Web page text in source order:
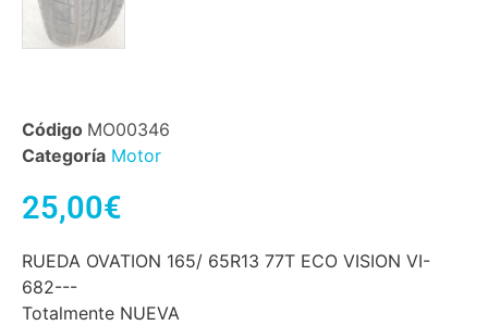
Código MO00346
Categoría Motor
25,00€
RUEDA OVATION 165/ 65R13 77T ECO VISION VI-
682---
Totalmente NUEVA